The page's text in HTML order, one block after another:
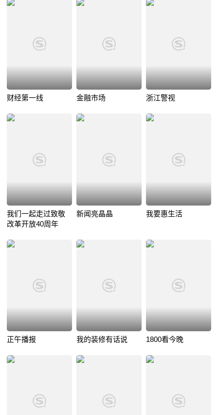
财经第一线 金融市场 浙江警视
我们一起走过致敬
改革开放40周年
新闻亮晶晶 我要惠生活
正午播报 我的装修有话说 1800看今晚